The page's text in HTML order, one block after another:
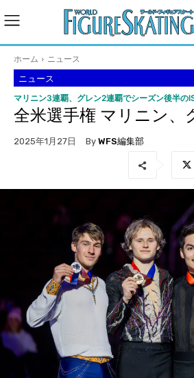
ホーム ニュース
ニュース
マリニン3連覇、グレン2連覇でシーズン後半の
全米選手権 マリニン、
2025年1月27日 By WFS編集部